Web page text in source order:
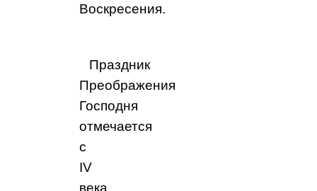
Воскресения.
Праздник
Преображения
Господня
отмечается
с
IV
века